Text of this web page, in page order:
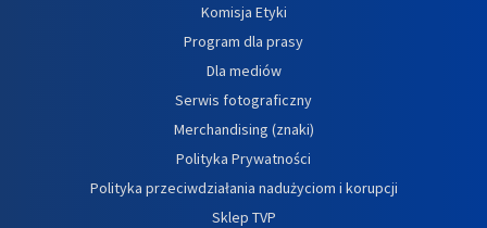
Komisja Etyki
Program dla prasy
Dla mediów
Serwis fotograficzny
Merchandising (znaki)
Polityka Prywatności
Polityka przeciwdziałania nadużyciom i korupcji
Sklep TVP